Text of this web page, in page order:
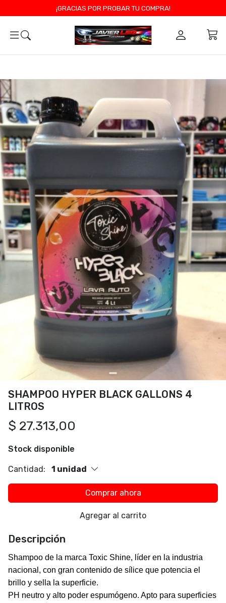
¡GRACIAS POR PROBAR TU COMPRA!
SHAMPOO HYPER BLACK GALLONS 4
LITROS
$ 27.313,00
Stock disponible
Cantidad: 1 unidad
Comprar ahora
Agregar al carrito
Descripción
Shampoo de la marca Toxic Shine, líder en la industria
nacional, con gran contenido de sílice que potencia el
brillo y sella la superficie.
PH neutro y alto poder espumógeno. Apto para superficies